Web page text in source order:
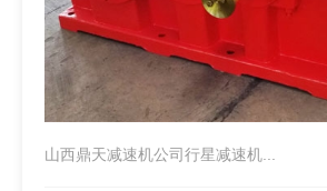
山西鼎天减速机公司行星减速机...